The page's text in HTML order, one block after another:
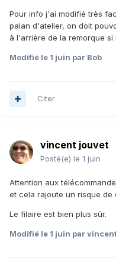
Pour info j'ai modifié très
palan d'atelier, on doit
à l'arrière de la remorque si
Modifié le 1 juin par Bob
Citer
vincent jouvet
Posté(e) le 1 juin
Attention aux
et cela rajoute un risque de
Le filaire est bien plus sûr.
Modifié le 1 juin par